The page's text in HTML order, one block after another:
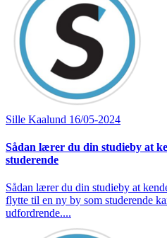
Sille Kaalund 16/05-2024
Sådan lærer du din studieby at
studerende
Sådan lærer du din studieby at
flytte til en ny by som studerende
udfordrende....